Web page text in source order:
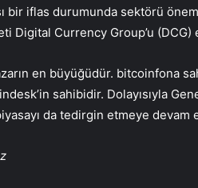
bir iflas durumunda sektörü
Digital Currency Group’u (DCG)
en büyüğüdür. bitcoinfona
sahibidir. Dolayısıyla
da tedirgin etmeye devam